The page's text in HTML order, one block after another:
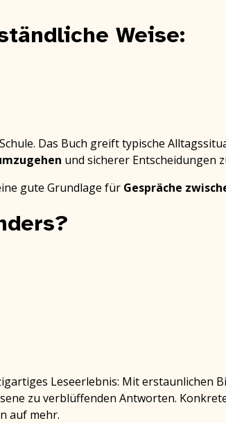
Weise:
Das Buch greift typische
und sicherer Entscheidungen
gute Grundlage für Gespräche
Leseerlebnis: Mit erstaunlichen
zu verblüffenden Antworten.
auf mehr.